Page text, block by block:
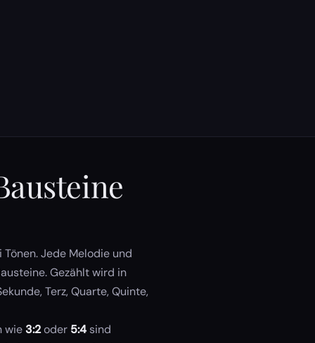
Jede Melodie und
Gezählt wird in
Terz, Quarte, Quinte,
wie3:2oder 5:4 sind